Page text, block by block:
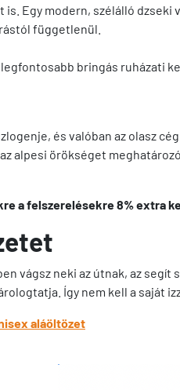
Egy modern, szélálló dzseki
függetlenül.
bringás ruházati
és valóban az olasz
alpesi örökséget
a felszerelésekre 8% extra
vágsz neki az útnak, az
Így nem kell a saját
aláöltözet